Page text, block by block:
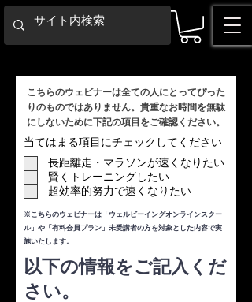
​こちらのウェビナーは全ての人にとってぴった
りのものではありません。貴重なお時間を無駄
にしないために下記の項目をご確認ください。
当てはまる項目にチェックしてください
長距離走・マラソンが速くなりたい
賢くトレーニングしたい
超効率的努力で速くなりたい
※こちらのウェビナーは「ウェルビーイングオンラインスクー
ル」や「有料会員プラン」未受講者の方を対象とした内容で実
施いたします。
以下の情報をご記入くだ
さい。